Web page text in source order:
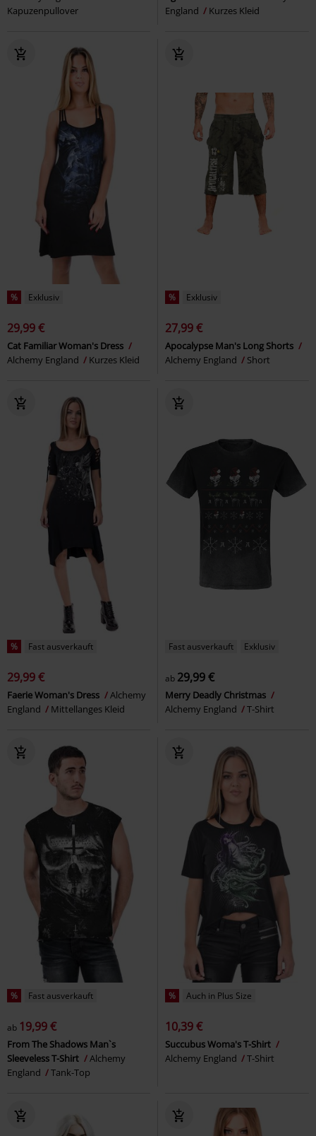
Kapuzenpullover
England
Kurzes Kleid
% Exklusiv
29,99 €
Cat Familiar Woman's Dress
Alchemy England
Kurzes Kleid
% Exklusiv
27,99 €
Apocalypse Man's Long Shorts
Alchemy England
Short
% Fast ausverkauft
29,99 €
Faerie Woman's Dress
Alchemy
England
Mittellanges Kleid
Fast ausverkauft Exklusiv
ab 29,99 €
Merry Deadly Christmas
Alchemy England
T-Shirt
% Fast ausverkauft
ab 19,99 €
From The Shadows Man`s
Sleeveless T-Shirt
Alchemy
England
Tank-Top
% Auch in Plus Size
10,39 €
Succubus Woma's T-Shirt
Alchemy England
T-Shirt